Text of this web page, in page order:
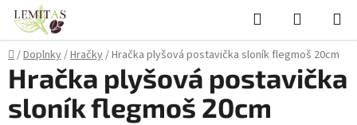
Prejsť
obsah
Hľadať
KOŠÍK
Domov
/Doplnky/Hračky/Hračka plyšová postavička sloník flegmoš 20cm
Hračka plyšová postavička
sloník flegmoš 20cm